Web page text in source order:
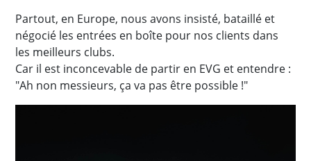
Partout, en Europe, nous avons insisté, bataillé et
négocié les entrées en boîte pour nos clients dans
les meilleurs clubs.
Car il est inconcevable de partir en EVG et entendre :
"Ah non messieurs, ça va pas être possible !"